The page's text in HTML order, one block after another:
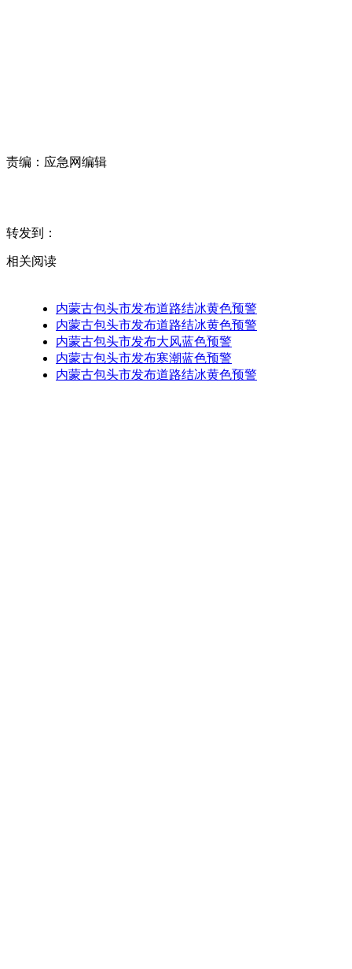
责编： 应急网编辑
转发到：
相关阅读
内蒙古包头市发布道路结冰黄色预警
内蒙古包头市发布道路结冰黄色预警
内蒙古包头市发布大风蓝色预警
内蒙古包头市发布寒潮蓝色预警
内蒙古包头市发布道路结冰黄色预警